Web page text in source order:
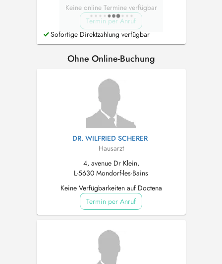
Keine online Termine verfügbar
Termin per Anruf
Sofortige Direktzahlung verfügbar
Ohne Online-Buchung
DR. WILFRIED SCHERER
Hausarzt
4, avenue Dr Klein,
L-5630 Mondorf-les-Bains
Keine Verfügbarkeiten auf Doctena
Termin per Anruf